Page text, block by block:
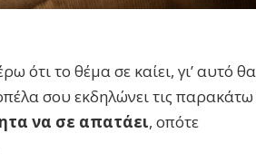
ότι το θέμα σε καίει, γι’ αυτό θα
σου εκδηλώνει τις παρακάτω
να σε απατάει, οπότε